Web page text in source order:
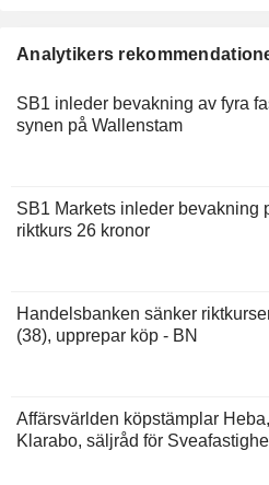
Analytikers
SB1 inleder bevakning av fyra
synen på Wallenstam
SB1 Markets inleder bevakning
riktkurs 26 kronor
Handelsbanken sänker
(38), upprepar köp - BN
Affärsvärlden köpstämplar
Klarabo, säljråd för